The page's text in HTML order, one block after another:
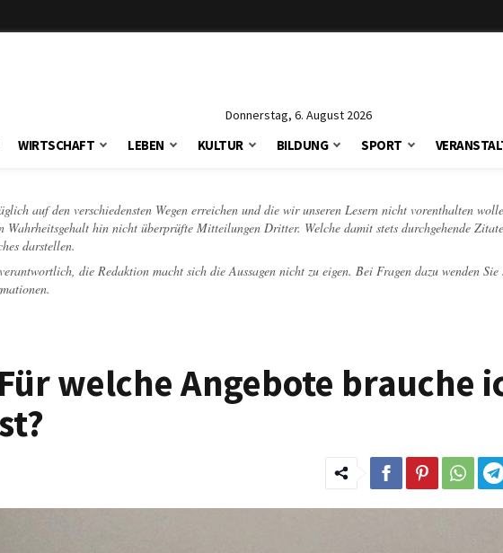
Donnerstag, 6. August 2026
WIRTSCHAFT LEBEN KULTUR BILDUNG SPORT
auf den verschiedensten Wegen erreichen und die wir unseren Lesern nicht vorenthalten
hin nicht überprüfte Mitteilungen Dritter. Welche damit stets durchgehende
darstellen.
die Redaktion macht sich die Aussagen nicht zu eigen. Bei Fragen dazu wenden Sie
welche Angebote brauche